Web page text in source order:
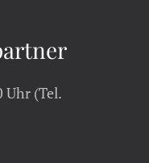
Uhr (Tel.